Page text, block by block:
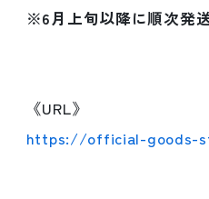
※6月上旬以降に順次発
《URL》
https://official-goods-